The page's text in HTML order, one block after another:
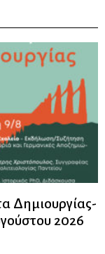
Δημιουργίας-
2026